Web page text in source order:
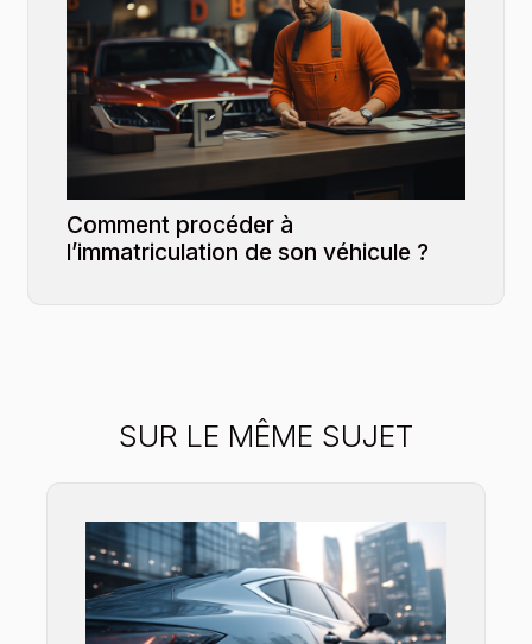
Comment procéder à
l’immatriculation de son véhicule ?
SUR LE MÊME SUJET